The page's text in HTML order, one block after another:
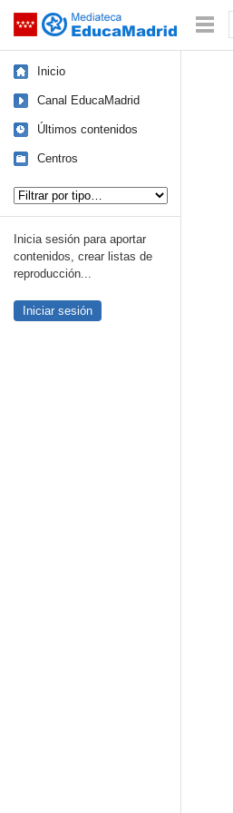
Saltar navegación
Inicio
Canal EducaMadrid
Últimos contenidos
Centros
Inicia sesión para aportar
contenidos, crear listas de
reproducción...
Iniciar sesión